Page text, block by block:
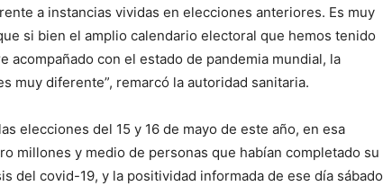
a instancias vividas en elecciones anteriores. Es muy
si bien el amplio calendario electoral que hemos tenido
acompañado con el estado de pandemia mundial, la
muy diferente”, remarcó la autoridad sanitaria.
elecciones del 15 y 16 de mayo de este año, en esa
millones y medio de personas que habían completado su
del covid-19, y la positividad informada de ese día sábado